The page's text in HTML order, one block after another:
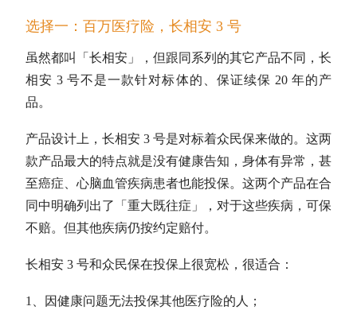
选择一：百万医疗险，长相安 3 号
虽然都叫「长相安」，但跟同系列的其它产品不同，长
相安 3 号不是一款针对标体的、保证续保 20 年的产
品。
产品设计上，长相安 3 号是对标着众民保来做的。这两
款产品最大的特点就是没有健康告知，身体有异常，甚
至癌症、心脑血管疾病患者也能投保。这两个产品在合
同中明确列出了「重大既往症」，对于这些疾病，可保
不赔。但其他疾病仍按约定赔付。
长相安 3 号和众民保在投保上很宽松，很适合：
1、因健康问题无法投保其他医疗险的人；